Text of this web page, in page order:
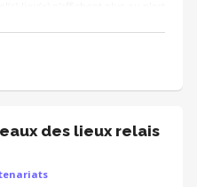
d'emploi.
des lieux relais